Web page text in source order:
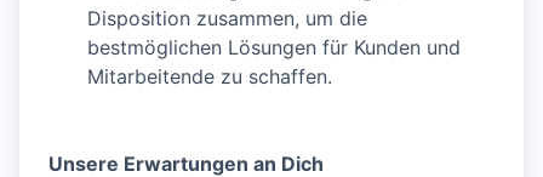
Disposition zusammen, um die
bestmöglichen Lösungen für Kunden und
Mitarbeitende zu schaffen.
Unsere Erwartungen an Dich